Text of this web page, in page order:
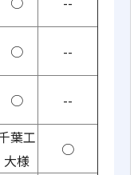
○
--
○
--
葉工
大様
○